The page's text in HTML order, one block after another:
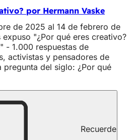
por Hermann Vaske
de 2025 al 14 de febrero de
expuso "¿Por qué eres creativo?
- 1.000 respuestas de
activistas y pensadores de
pregunta del siglo: ¿Por qué
Recuerde